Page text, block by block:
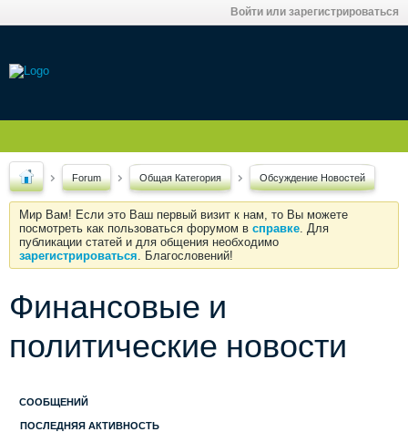
Войти или зарегистрироваться
Forum Общая Категория Обсуждение Новостей
Мир Вам! Если это Ваш первый визит к нам, то Вы можете
посмотреть как пользоваться форумом в справке. Для
публикации статей и для общения необходимо
зарегистрироваться. Благословений!
Финансовые и
политические новости
СООБЩЕНИЙ
ПОСЛЕДНЯЯ АКТИВНОСТЬ